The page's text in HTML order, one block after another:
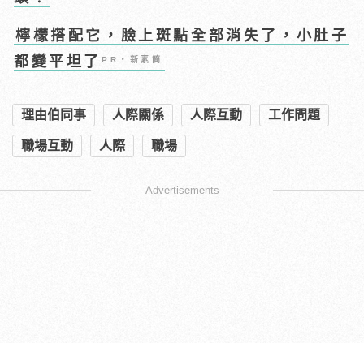
檸檬搭配它，臉上斑點全部消失了，小肚子
都變平坦了 PR・新素簡
理由伯同事 人際關係 人際互動 工作問題
職場互動 人際 職場
Advertisements